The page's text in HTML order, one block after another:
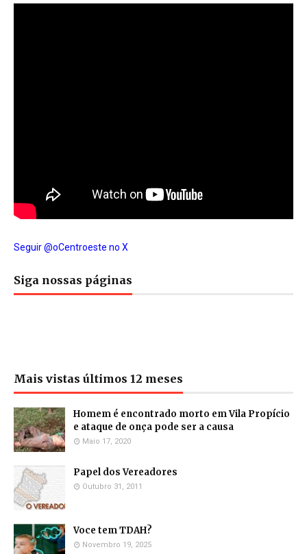
Seguir @oCentroeste no X
Siga nossas páginas
Mais vistas últimos 12 meses
Homem é encontrado morto em Vila Propício
e ataque de onça pode ser a causa
Maio 17, 2020
Papel dos Vereadores
Outubro 31, 2011
Voce tem TDAH?
Novembro 19, 2025